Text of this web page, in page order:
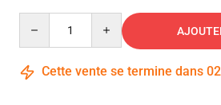
Cette vente se termine dans 02